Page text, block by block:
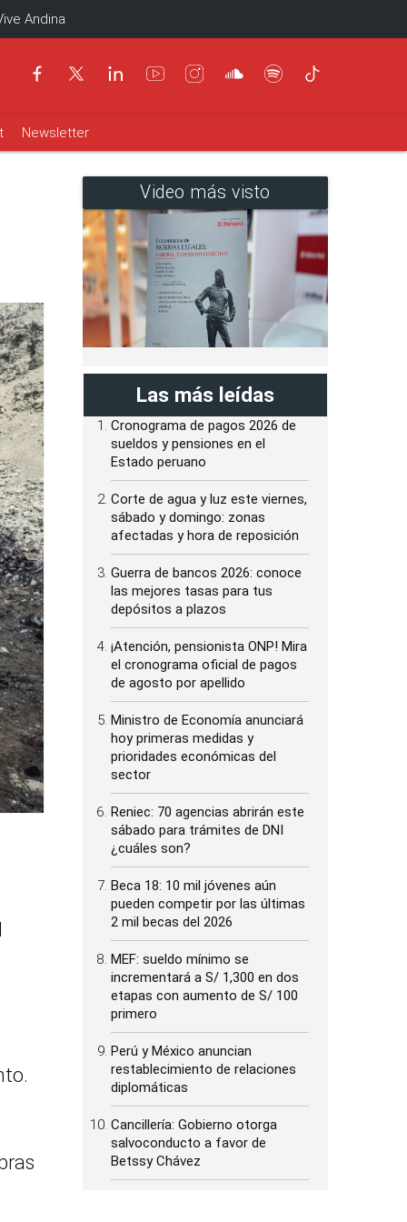
Andina
Newsletter
Video más visto
Las más leídas
Cronograma de pagos 2026 de
sueldos y pensiones en el
Estado peruano
Corte de agua y luz este viernes,
sábado y domingo: zonas
afectadas y hora de reposición
Guerra de bancos 2026: conoce
las mejores tasas para tus
depósitos a plazos
¡Atención, pensionista ONP! Mira
el cronograma oficial de pagos
de agosto por apellido
Ministro de Economía anunciará
hoy primeras medidas y
prioridades económicas del
sector
Reniec: 70 agencias abrirán este
sábado para trámites de DNI
¿cuáles son?
Beca 18: 10 mil jóvenes aún
pueden competir por las últimas
2 mil becas del 2026
MEF: sueldo mínimo se
incrementará a S/ 1,300 en dos
etapas con aumento de S/ 100
primero
Perú y México anuncian
restablecimiento de relaciones
diplomáticas
Cancillería: Gobierno otorga
salvoconducto a favor de
Betssy Chávez